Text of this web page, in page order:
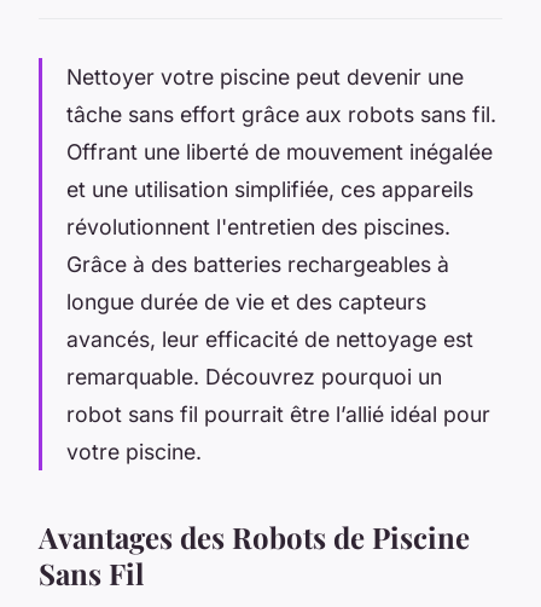
Nettoyer votre piscine peut devenir une
tâche sans effort grâce aux robots sans fil.
Offrant une liberté de mouvement inégalée
et une utilisation simplifiée, ces appareils
révolutionnent l'entretien des piscines.
Grâce à des batteries rechargeables à
longue durée de vie et des capteurs
avancés, leur efficacité de nettoyage est
remarquable. Découvrez pourquoi un
robot sans fil pourrait être l’allié idéal pour
votre piscine.
Avantages des Robots de Piscine
Sans Fil